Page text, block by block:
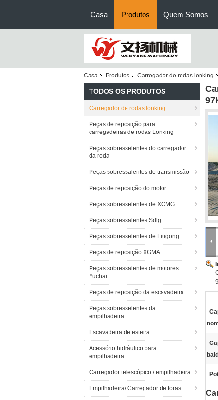
Casa Produtos Quem Somos
Casa Produtos Carregador de rodas lonking
TODOS OS PRODUTOS
Carregador de rodas lonking
Peças de reposição para
carregadeiras de rodas Lonking
Peças sobresselentes do carregador
da roda
Peças sobressalentes de transmissão
Peças de reposição do motor
Peças sobresselentes de XCMG
Peças sobressalentes Sdlg
Peças sobresselentes de Liugong
Peças de reposição XGMA
Peças sobressalentes de motores
Yuchai
Peças de reposição da escavadeira
Peças sobresselentes da
empilhadeira
Escavadeira de esteira
Acessório hidráulico para
empilhadeira
Carregador telescópico / empilhadeira
Empilhadeira/ Carregador de toras